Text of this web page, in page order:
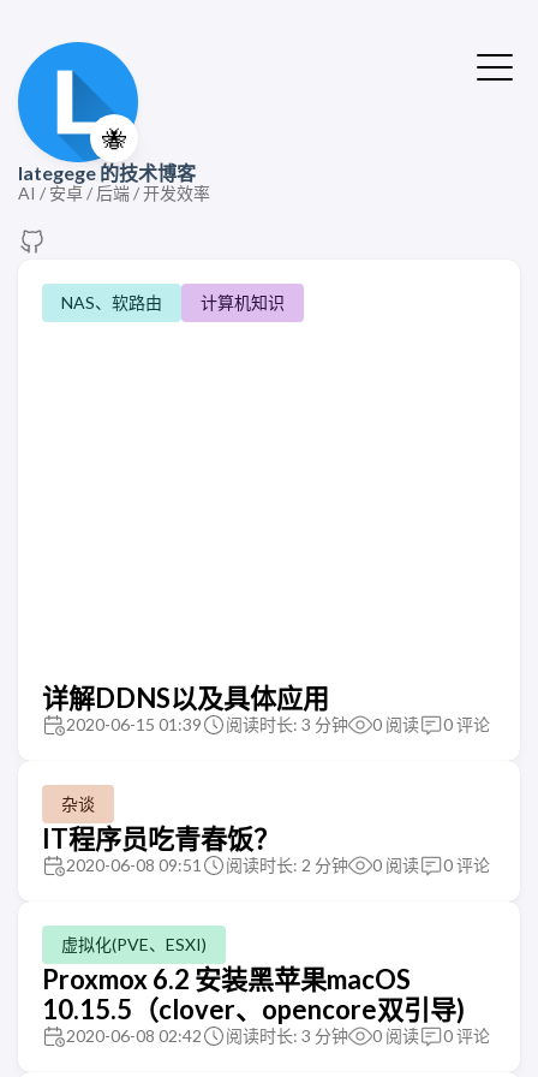
🐝
lategege 的技术博客
AI / 安卓 / 后端 / 开发效率
NAS、软路由 计算机知识
详解DDNS以及具体应用
2020-06-15 01:39 阅读时长: 3 分钟 0 阅读 0评论
杂谈
IT程序员吃青春饭？
2020-06-08 09:51 阅读时长: 2 分钟 0 阅读 0评论
虚拟化(PVE、ESXI)
Proxmox 6.2 安装黑苹果macOS
10.15.5（clover、opencore双引导)
2020-06-08 02:42 阅读时长: 3 分钟 0 阅读 0评论